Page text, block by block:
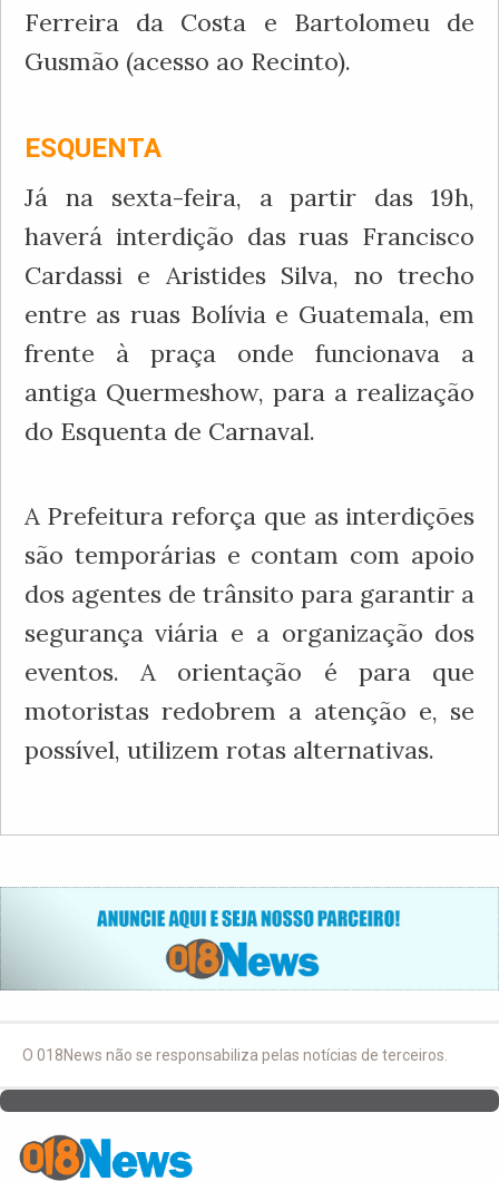
Ferreira da Costa e Bartolomeu de
Gusmão (acesso ao Recinto).
ESQUENTA
Já na sexta-feira, a partir das 19h,
haverá interdição das ruas Francisco
Cardassi e Aristides Silva, no trecho
entre as ruas Bolívia e Guatemala, em
frente à praça onde funcionava a
antiga Quermeshow, para a realização
do Esquenta de Carnaval.
A Prefeitura reforça que as interdições
são temporárias e contam com apoio
dos agentes de trânsito para garantir a
segurança viária e a organização dos
eventos. A orientação é para que
motoristas redobrem a atenção e, se
possível, utilizem rotas alternativas.
O 018News não se responsabiliza pelas notícias de terceiros.